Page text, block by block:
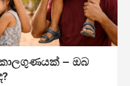
කාලගුණයක් – ඔබ